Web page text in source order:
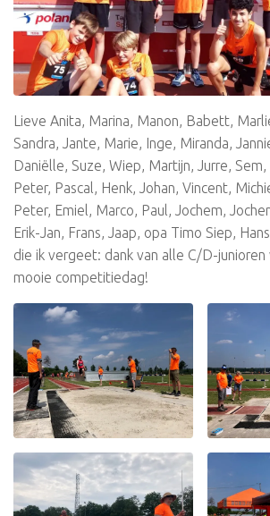
Lieve Anita, Marina, Manon, Babett,
Sandra, Jante, Marie, Inge, Miranda,
Daniëlle, Suze, Wiep, Martijn, Jurre, Sem,
Peter, Pascal, Henk, Johan, Vincent,
Peter, Emiel, Marco, Paul, Jochem,
Erik-Jan, Frans, Jaap, opa Timo Siep,
die ik vergeet: dank van alle C/D-
mooie competitiedag!